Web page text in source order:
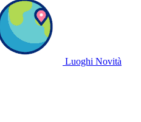
Luoghi Novità